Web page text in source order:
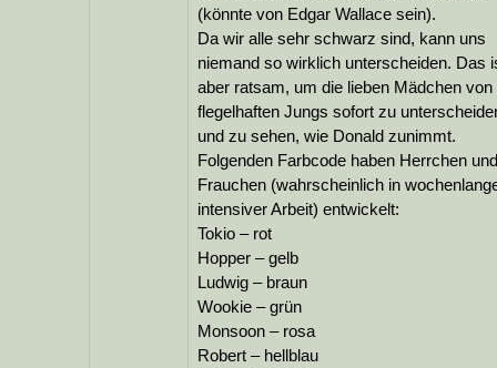
(könnte von Edgar Wallace sein).
Da wir alle sehr schwarz sind, kann uns
niemand so wirklich unterscheiden. Das
aber ratsam, um die lieben Mädchen von
flegelhaften Jungs sofort zu
und zu sehen, wie Donald zunimmt.
Folgenden Farbcode haben Herrchen und
Frauchen (wahrscheinlich in
intensiver Arbeit) entwickelt:
Tokio – rot
Hopper – gelb
Ludwig – braun
Wookie – grün
Monsoon – rosa
Robert – hellblau